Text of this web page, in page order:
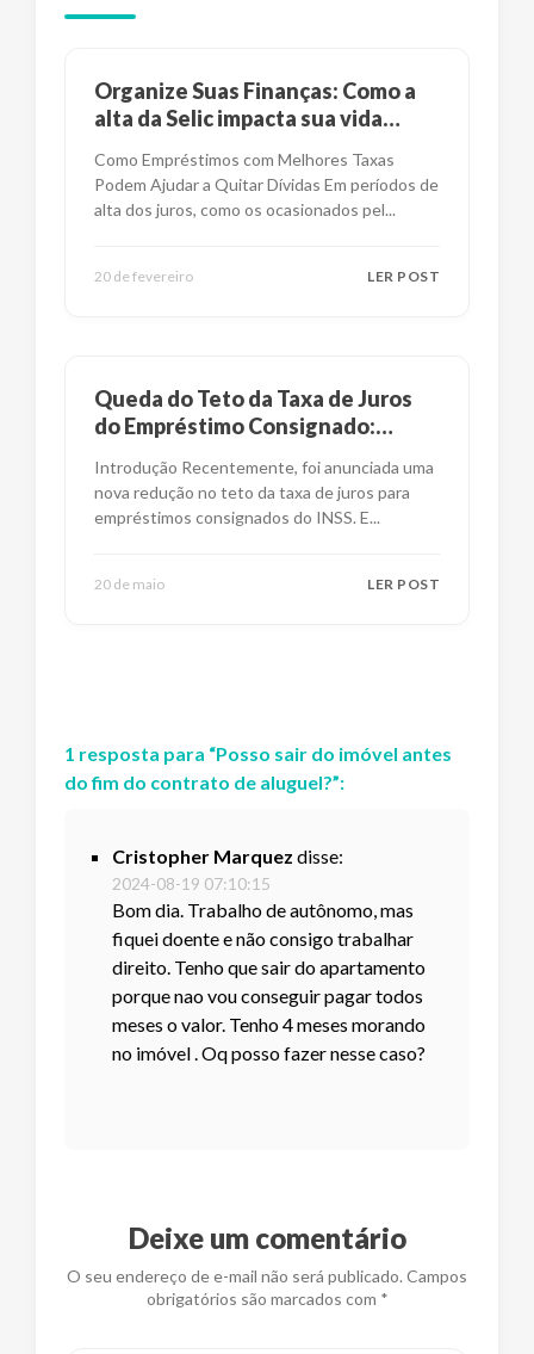
Organize Suas Finanças: Como a
alta da Selic impacta sua vida
Como Empréstimos com Melhores Taxas
Podem Ajudar a Quitar Dívidas Em períodos de
alta dos juros, como os ocasionados pel...
20 de fevereiro LER POST
Queda do Teto da Taxa de Juros
do Empréstimo Consignado:
Introdução Recentemente, foi anunciada uma
nova redução no teto da taxa de juros para
empréstimos consignados do INSS. E...
20 de maio LER POST
1 resposta para “Posso sair do imóvel antes
do fim do contrato de aluguel?”:
Cristopher Marquez disse:
2024-08-19 07:10:15
Bom dia. Trabalho de autônomo, mas
fiquei doente e não consigo trabalhar
direito. Tenho que sair do apartamento
porque nao vou conseguir pagar todos
meses o valor. Tenho 4 meses morando
no imóvel . Oq posso fazer nesse caso?
Deixe um comentário
O seu endereço de e-mail não será publicado. Campos
obrigatórios são marcados com *